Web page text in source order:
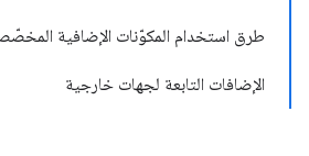
طرق استخدام المكوّنات الإضافية
الإضافات التابعة لجهات خارجية